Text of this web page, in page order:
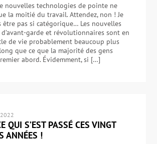
nouvelles technologies de pointe ne
la moitié du travail. Attendez, non ! Je
être pas si catégorique… Les nouvelles
garde et révolutionnaires sont en
de vie probablement beaucoup plus
que ce que la majorité des gens
abord. Évidemment, si […]
2022
QUI S’EST PASSÉ CES VINGT
ANNÉES !